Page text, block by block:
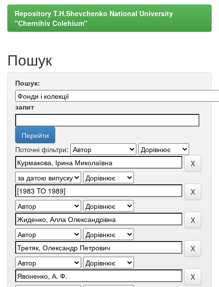
Repository T.H.Shevchenko National University
"Chernihiv Colehium"
Пошук
Пошук:
запит
Поточні фільтри: